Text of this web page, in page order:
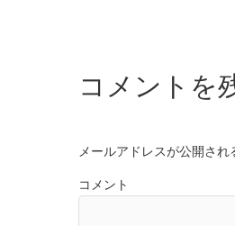
コメントを
メールアドレスが公開され
コメント